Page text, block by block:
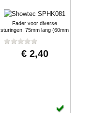
Fader voor diverse
sturingen, 75mm lang (60mm
€ 2,40